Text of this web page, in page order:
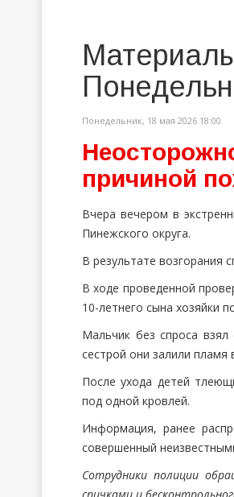
Понедельник, 18 мая 2026 18:00
причиной
Вчера вечером в
Пинежского округа.
В результате возгорания
В ходе проведенной
10-летнего сына хозяйки
Мальчик без спроса
сестрой они залили
После ухода детей
под одной кровлей.
Информация, ранее
совершенный
Сотрудники полиции